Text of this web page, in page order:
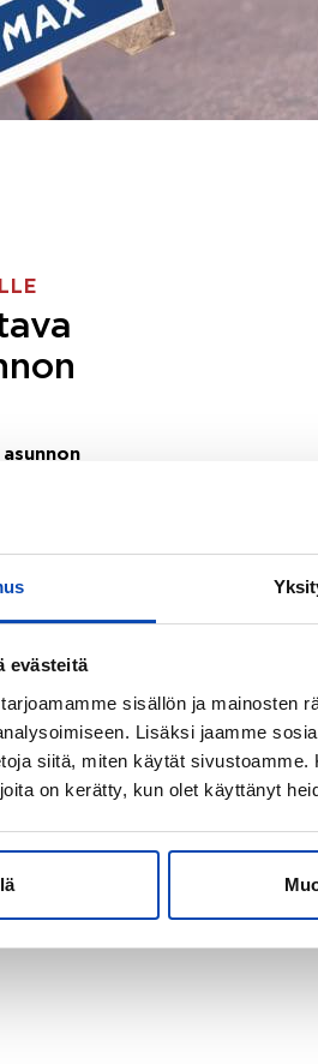
evästeitä
sisällön ja mainosten
Lisäksi jaamme
siitä, miten käytät
on kerätty, kun olet käyttänyt
juuri sinulle
vaivaa sen
esimerkiksi sijoitus-